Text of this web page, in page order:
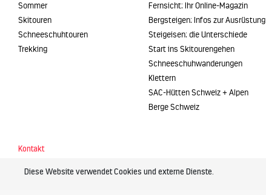
Sommer
Skitouren
Schneeschuhtouren
Trekking
Fernsicht: Ihr Online-Magazin
Bergsteigen: Infos zur Ausrüstung
Steigeisen: die Unterschiede
Start ins Skitourengehen
Schneeschuhwanderungen
Klettern
SAC-Hütten Schweiz + Alpen
Berge Schweiz
Kontakt
Berg + Tal AG
Diese Website verwendet Cookies und externe Dienste.